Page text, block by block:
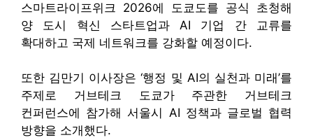
스마트라이프위크 2026에 도쿄도를 공식 초청해
양 도시 혁신 스타트업과 AI 기업 간 교류를
확대하고 국제 네트워크를 강화할 예정이다.
또한 김만기 이사장은 ‘행정 및 AI의 실천과 미래’를
주제로 거브테크 도쿄가 주관한 거브테크
컨퍼런스에 참가해 서울시 AI 정책과 글로벌 협력
방향을 소개했다.